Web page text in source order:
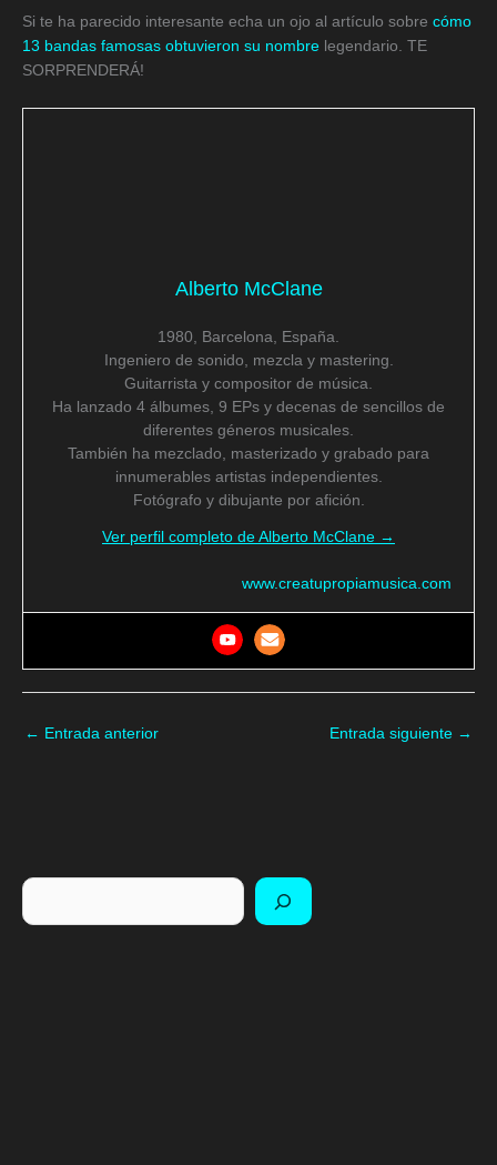
Si te ha parecido interesante echa un ojo al artículo sobre cómo
13 bandas famosas obtuvieron su nombre legendario. TE
SORPRENDERÁ!
Alberto McClane
1980, Barcelona, España.
Ingeniero de sonido, mezcla y mastering.
Guitarrista y compositor de música.
Ha lanzado 4 álbumes, 9 EPs y decenas de sencillos de
diferentes géneros musicales.
También ha mezclado, masterizado y grabado para
innumerables artistas independientes.
Fotógrafo y dibujante por afición.
Ver perfil completo de Alberto McClane →
www.creatupropiamusica.com
← Entrada anterior Entrada siguiente →
Buscar